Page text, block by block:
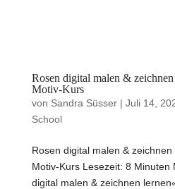
Rosen digital malen &
Motiv-Kurs
von Sandra Süsser| Juli 14,
School
Rosen digital malen &
Motiv-Kurs Lesezeit: 8 Minuten
digital malen & zeichnen